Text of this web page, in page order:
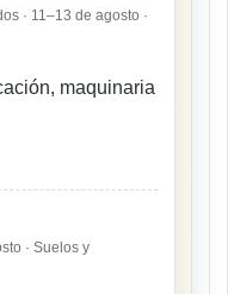
· 11–13 de agosto ·
maquinaria
· Suelos y